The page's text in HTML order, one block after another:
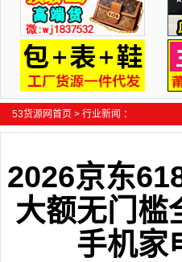
53货源网首页 > 行业新闻 ：
2026京东
大额无门槛
手机家